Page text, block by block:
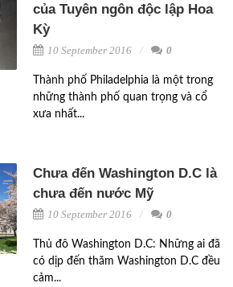
của Tuyên ngôn độc lập Hoa
Kỳ
10 September 2016 0
Thành phố Philadelphia là một trong
những thành phố quan trọng và cổ
xưa nhất...
Chưa đến Washington D.C là
chưa đến nước Mỹ
10 September 2016 0
Thủ đô Washington D.C: Những ai đã
có dịp đến thăm Washington D.C đều
cảm...